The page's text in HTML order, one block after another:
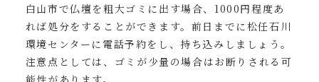
白山市で仏壇を粗大ゴミに出す場合、1000円程度あ
れば処分をすることができます。前日までに松任石川
環境センターに電話予約をし、持ち込みしましょう。
注意点としては、
ゴミが少量の場合はお断りされる可